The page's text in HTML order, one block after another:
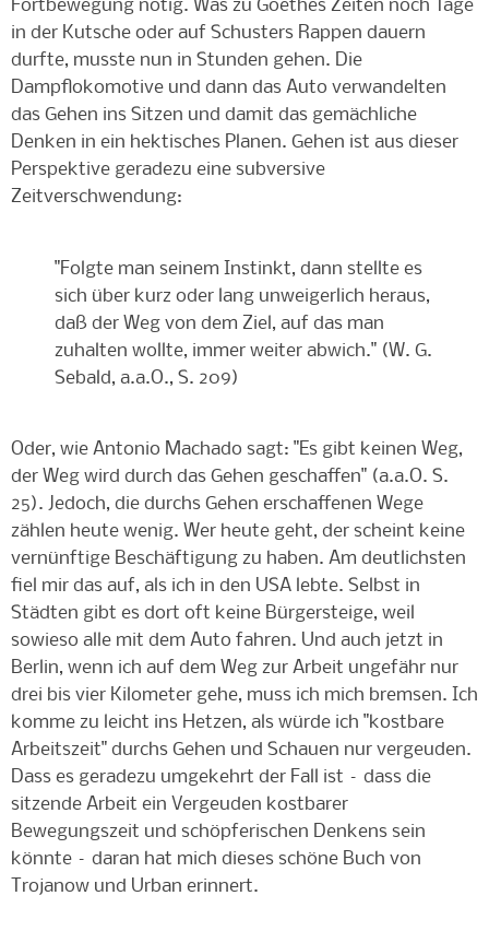
Fortbewegung nötig. Was zu Goethes Zeiten noch Tage
in der Kutsche oder auf Schusters Rappen dauern
durfte, musste nun in Stunden gehen. Die
Dampflokomotive und dann das Auto verwandelten
das Gehen ins Sitzen und damit das gemächliche
Denken in ein hektisches Planen. Gehen ist aus dieser
Perspektive geradezu eine subversive
Zeitverschwendung:
"Folgte man seinem Instinkt, dann stellte es
sich über kurz oder lang unweigerlich heraus,
daß der Weg von dem Ziel, auf das man
zuhalten wollte, immer weiter abwich." (W. G.
Sebald, a.a.O., S. 209)
Oder, wie Antonio Machado sagt: "Es gibt keinen Weg,
der Weg wird durch das Gehen geschaffen" (a.a.O. S.
25). Jedoch, die durchs Gehen erschaffenen Wege
zählen heute wenig. Wer heute geht, der scheint keine
vernünftige Beschäftigung zu haben. Am deutlichsten
fiel mir das auf, als ich in den USA lebte. Selbst in
Städten gibt es dort oft keine Bürgersteige, weil
sowieso alle mit dem Auto fahren. Und auch jetzt in
Berlin, wenn ich auf dem Weg zur Arbeit ungefähr nur
drei bis vier Kilometer gehe, muss ich mich bremsen. Ich
komme zu leicht ins Hetzen, als würde ich "kostbare
Arbeitszeit" durchs Gehen und Schauen nur vergeuden.
Dass es geradezu umgekehrt der Fall ist – dass die
sitzende Arbeit ein Vergeuden kostbarer
Bewegungszeit und schöpferischen Denkens sein
könnte – daran hat mich dieses schöne Buch von
Trojanow und Urban erinnert.